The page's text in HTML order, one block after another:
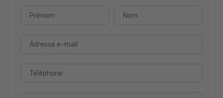
Prénom Nom
Adresse e-mail
Téléphone